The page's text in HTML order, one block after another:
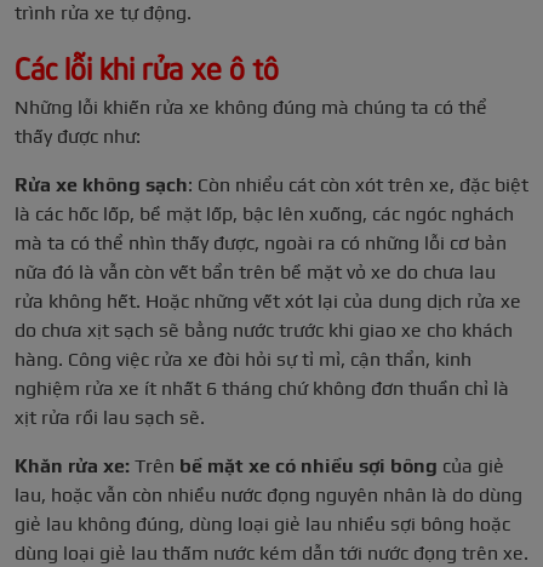
trình rửa xe tự động.
Các lỗi khi rửa xe ô tô
Những lỗi khiến rửa xe không đúng mà chúng ta có thể
thấy được như:
Rửa xe không sạch: Còn nhiểu cát còn xót trên xe, đặc biệt
là các hốc lốp, bề mặt lốp, bậc lên xuống, các ngóc nghách
mà ta có thể nhìn thấy được, ngoài ra có những lỗi cơ bản
nữa đó là vẫn còn vết bẩn trên bề mặt vỏ xe do chưa lau
rửa không hết. Hoặc những vết xót lại của dung dịch rửa xe
do chưa xịt sạch sẽ bằng nước trước khi giao xe cho khách
hàng. Công việc rửa xe đòi hỏi sự tỉ mỉ, cận thẩn, kinh
nghiệm rửa xe ít nhất 6 tháng chứ không đơn thuần chỉ là
xịt rửa rồi lau sạch sẽ.
Khăn rửa xe: Trên bề mặt xe có nhiều sợi bông của giẻ
lau, hoặc vẫn còn nhiều nước đọng nguyên nhân là do dùng
giẻ lau không đúng, dùng loại giẻ lau nhiều sợi bông hoặc
dùng loại giẻ lau thấm nước kém dẫn tới nước đọng trên xe.